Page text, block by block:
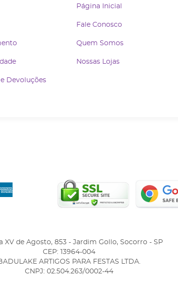
Devoluções
Página Inicial
Fale Conosco
Quem Somos
Nossas Lojas
XV de Agosto, 853- Jardim Gollo, Socorro - SP
CEP: 13964-004
ARTIGOS PARA FESTAS LTDA.
CNPJ: 02.504.263/0002-44